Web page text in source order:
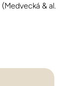
(Medvecká & al.